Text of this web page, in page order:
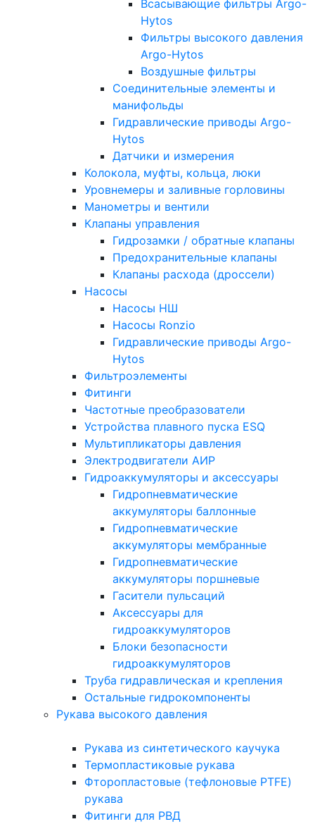
Всасывающие фильтры Argo-
Hytos
Фильтры высокого давления
Argo-Hytos
Воздушные фильтры
Соединительные элементы и
манифольды
Гидравлические приводы Argo-
Hytos
Датчики и измерения
Колокола, муфты, кольца, люки
Уровнемеры и заливные горловины
Манометры и вентили
Клапаны управления
Гидрозамки / обратные клапаны
Предохранительные клапаны
Клапаны расхода (дроссели)
Насосы
Насосы НШ
Насосы Ronzio
Гидравлические приводы Argo-
Hytos
Фильтроэлементы
Фитинги
Частотные преобразователи
Устройства плавного пуска ESQ
Мультипликаторы давления
Электродвигатели АИР
Гидроаккумуляторы и аксессуары
Гидропневматические
аккумуляторы баллонные
Гидропневматические
аккумуляторы мембранные
Гидропневматические
аккумуляторы поршневые
Гасители пульсаций
Аксессуары для
гидроаккумуляторов
Блоки безопасности
гидроаккумуляторов
Труба гидравлическая и крепления
Остальные гидрокомпоненты
Рукава высокого давления
Рукава из синтетического каучука
Термопластиковые рукава
Фторопластовые (тефлоновые PTFE)
рукава
Фитинги для РВД